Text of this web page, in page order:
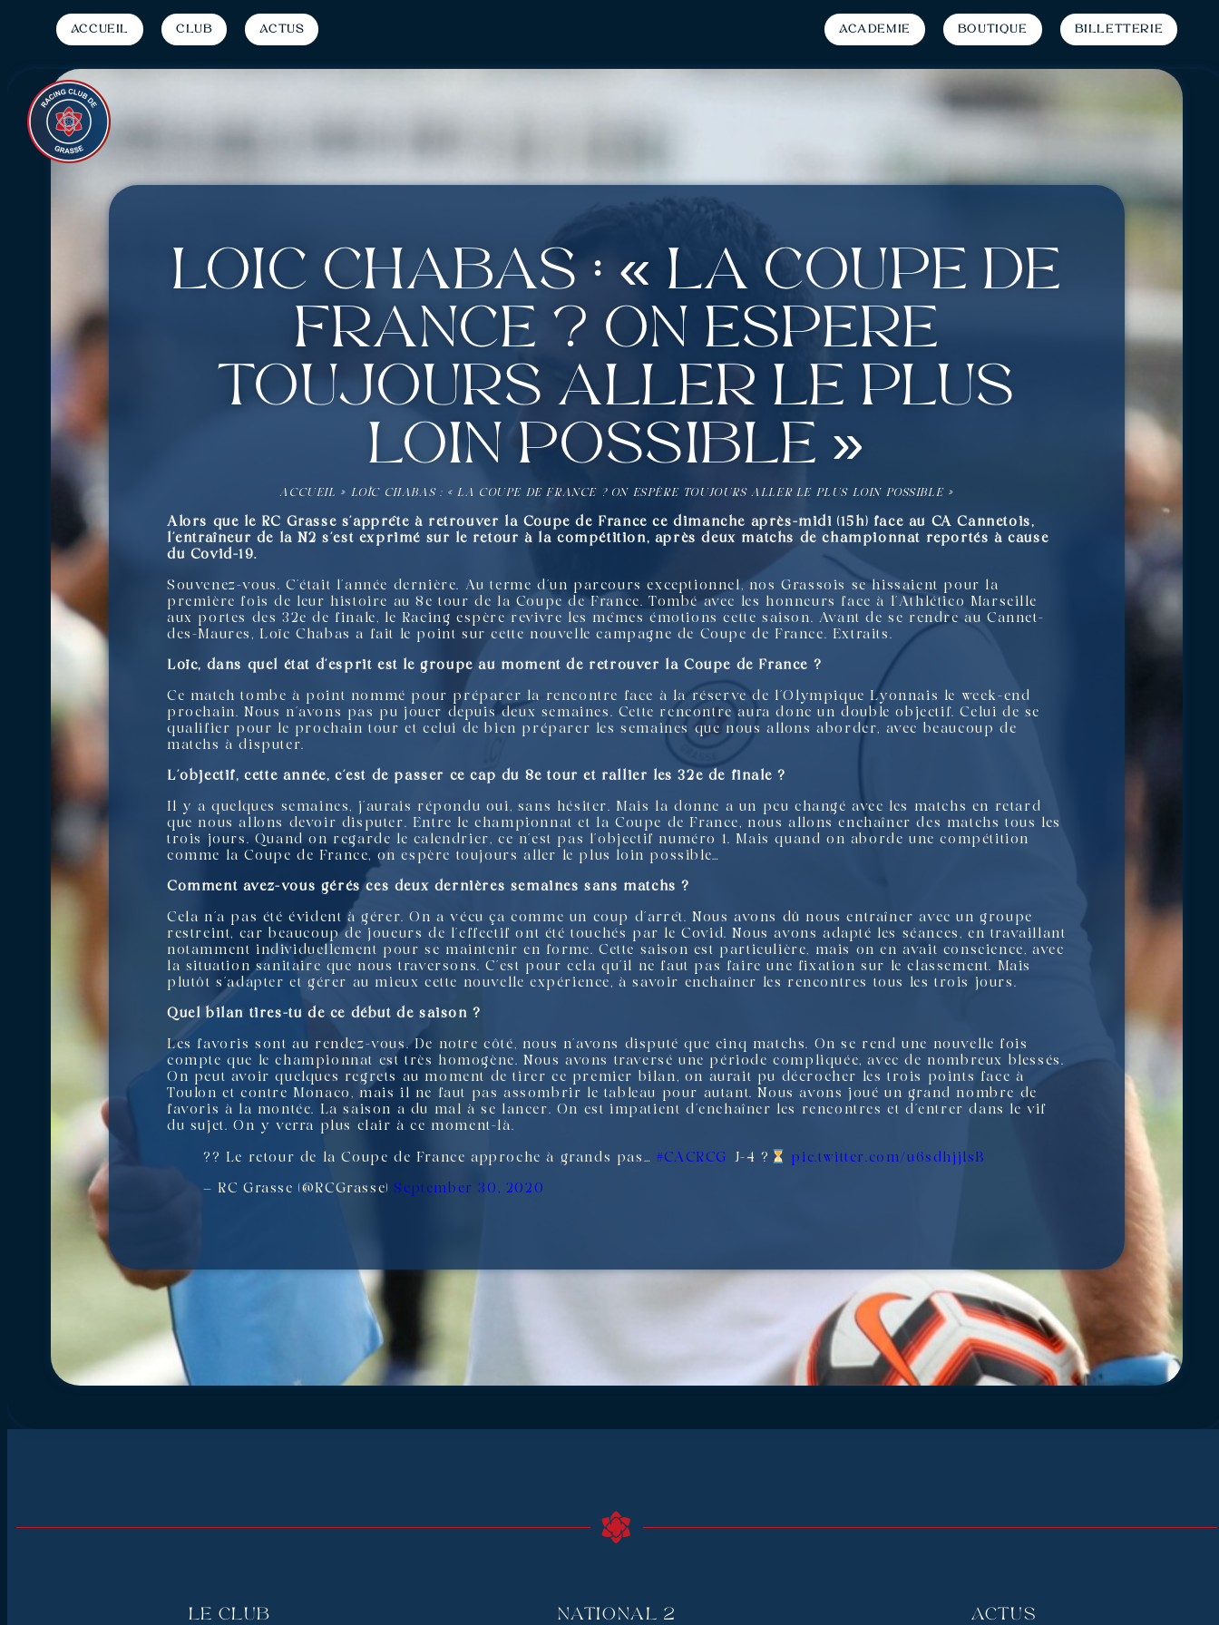
Accueil Club Actus Académie Boutique Billetterie
Loïc Chabas : « La Coupe de
France ? On espère
toujours aller le plus
loin possible »
ACCUEIL » LOÏC CHABAS : « LA COUPE DE FRANCE ? ON ESPÈRE TOUJOURS ALLER LE PLUS LOIN POSSIBLE »
Alors que le RC Grasse s’apprête à retrouver la Coupe de France ce dimanche après-midi (15h) face au CA Cannetois,
l’entraîneur de la N2 s’est exprimé sur le retour à la compétition, après deux matchs de championnat reportés à cause
du Covid-19.
Souvenez-vous. C’était l’année dernière. Au terme d’un parcours exceptionnel, nos Grassois se hissaient pour la
première fois de leur histoire au 8e tour de la Coupe de France. Tombé avec les honneurs face à l’Athlético Marseille
aux portes des 32e de finale, le Racing espère revivre les mêmes émotions cette saison. Avant de se rendre au Cannet-
des-Maures, Loïc Chabas a fait le point sur cette nouvelle campagne de Coupe de France. Extraits.
Loïc, dans quel état d’esprit est le groupe au moment de retrouver la Coupe de France ?
Ce match tombe à point nommé pour préparer la rencontre face à la réserve de l’Olympique Lyonnais le week-end
prochain. Nous n’avons pas pu jouer depuis deux semaines. Cette rencontre aura donc un double objectif. Celui de se
qualifier pour le prochain tour et celui de bien préparer les semaines que nous allons aborder, avec beaucoup de
matchs à disputer.
L’objectif, cette année, c’est de passer ce cap du 8e tour et rallier les 32e de finale ?
Il y a quelques semaines, j’aurais répondu oui, sans hésiter. Mais la donne a un peu changé avec les matchs en retard
que nous allons devoir disputer. Entre le championnat et la Coupe de France, nous allons enchaîner des matchs tous les
trois jours. Quand on regarde le calendrier, ce n’est pas l’objectif numéro 1. Mais quand on aborde une compétition
comme la Coupe de France, on espère toujours aller le plus loin possible…
Comment avez-vous gérés ces deux dernières semaines sans matchs ?
Cela n’a pas été évident à gérer. On a vécu ça comme un coup d’arrêt. Nous avons dû nous entraîner avec un groupe
restreint, car beaucoup de joueurs de l’effectif ont été touchés par le Covid. Nous avons adapté les séances, en travaillant
notamment individuellement pour se maintenir en forme. Cette saison est particulière, mais on en avait conscience, avec
la situation sanitaire que nous traversons. C’est pour cela qu’il ne faut pas faire une fixation sur le classement. Mais
plutôt s’adapter et gérer au mieux cette nouvelle expérience, à savoir enchaîner les rencontres tous les trois jours.
Quel bilan tires-tu de ce début de saison ?
Les favoris sont au rendez-vous. De notre côté, nous n’avons disputé que cinq matchs. On se rend une nouvelle fois
compte que le championnat est très homogène. Nous avons traversé une période compliquée, avec de nombreux blessés.
On peut avoir quelques regrets au moment de tirer ce premier bilan, on aurait pu décrocher les trois points face à
Toulon et contre Monaco, mais il ne faut pas assombrir le tableau pour autant. Nous avons joué un grand nombre de
favoris à la montée. La saison a du mal à se lancer. On est impatient d’enchaîner les rencontres et d’entrer dans le vif
du sujet. On y verra plus clair à ce moment-là.
?? Le retour de la Coupe de France approche à grands pas… #CACRCG J-4 ? pic.twitter.com/u6sdhjjlsB
— RC Grasse (@RCGrasse)September 30, 2020
Le Club National 2 Actus